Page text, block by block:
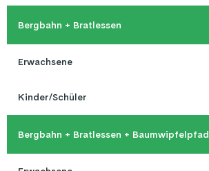
Bergbahn + Bratlessen
Erwachsene
Kinder/Schüler
Bergbahn + Bratlessen + Baumwipfelpfad